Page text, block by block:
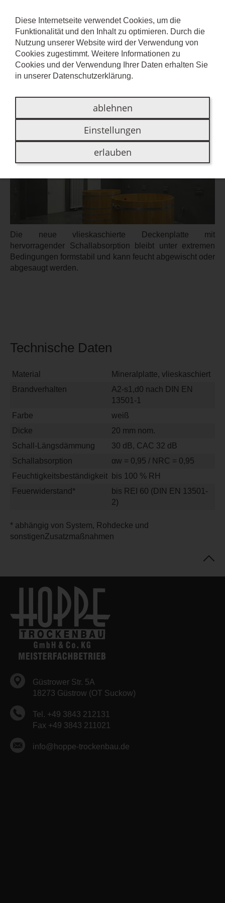
OCEAN
Die Luftfeuchte im Griff
Die neue vlieskaschierte Deckenplatte mit
hervorragender Schallabsorption bleibt unter extremen
Bedingungen formstabil und kann feucht abgewischt oder
abgesaugt werden.
Technische Daten
Material
Mineralplatte, vlieskaschiert
Brandverhalten
A2-s1,d0 nach DIN EN
13501-1
Farbe
weiß
Dicke
20 mm nom.
Schall-Längsdämmung
30 dB, CAC 32 dB
Schallabsorption
αw = 0,95 / NRC = 0,95
Feuchtigkeitsbeständigkeit
bis 100 % RH
Feuerwiderstand*
bis REI 60 (DIN EN 13501-
2)
* abhängig von System, Rohdecke und
sonstigenZusatzmaßnahmen
Güstrower Str. 5A
18273 Güstrow (OT Suckow)
Tel. +49 3843 212131
Fax +49 3843 211021
info@hoppe-trockenbau.de
Diese Internetseite verwendet Cookies, um die
Funktionalität und den Inhalt zu optimieren. Durch die
Nutzung unserer Website wird der Verwendung von
Cookies zugestimmt. Weitere Informationen zu
Cookies und der Verwendung Ihrer Daten erhalten Sie
in unserer Datenschutzerklärung.
ablehnen
Einstellungen
erlauben